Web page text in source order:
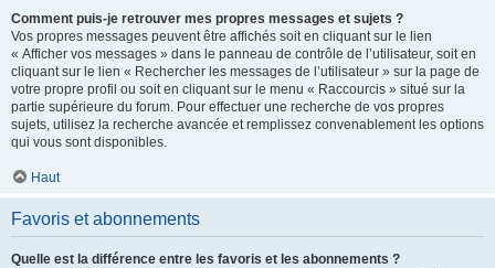
Comment puis-je retrouver mes propres messages et sujets ?
Vos propres messages peuvent être affichés soit en cliquant sur le lien
« Afficher vos messages » dans le panneau de contrôle de l’utilisateur, soit en
cliquant sur le lien « Rechercher les messages de l’utilisateur » sur la page de
votre propre profil ou soit en cliquant sur le menu « Raccourcis » situé sur la
partie supérieure du forum. Pour effectuer une recherche de vos propres
sujets, utilisez la recherche avancée et remplissez convenablement les options
qui vous sont disponibles.
Haut
Favoris et abonnements
Quelle est la différence entre les favoris et les abonnements ?